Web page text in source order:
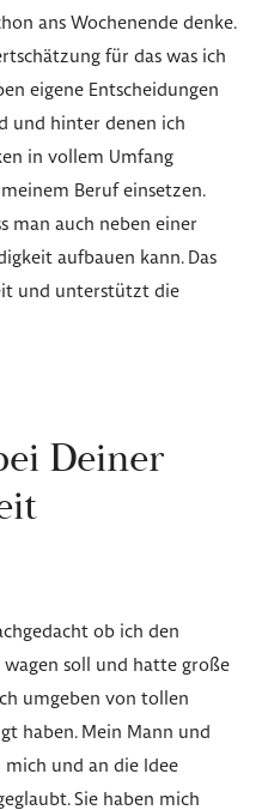
ans Wochenende denke.
für das was ich
eigene Entscheidungen
und hinter denen ich
in vollem Umfang
Beruf einsetzen.
man auch neben einer
aufbauen kann. Das
und unterstützt die
Deiner
ob ich den
soll und hatte große
umgeben von tollen
haben. Mein Mann und
und an die Idee
Sie haben mich